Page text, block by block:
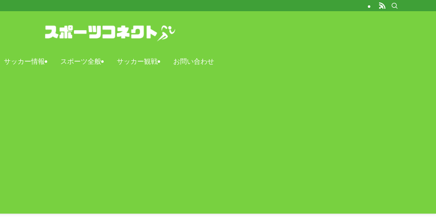
サッカー情報 スポーツ全般 サッカー観戦 お問い合わせ